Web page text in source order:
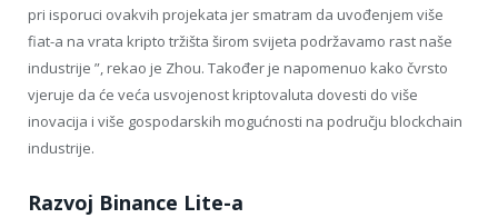
pri isporuci ovakvih projekata jer smatram da uvođenjem više
fiat-a na vrata kripto tržišta širom svijeta podržavamo rast naše
industrije ”, rekao je Zhou. Također je napomenuo kako čvrsto
vjeruje da će veća usvojenost kriptovaluta dovesti do više
inovacija i više gospodarskih mogućnosti na području blockchain
industrije.
Razvoj Binance Lite-a